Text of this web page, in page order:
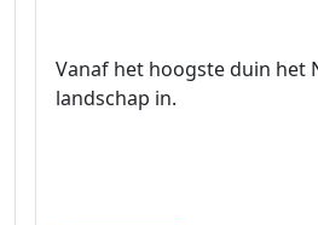
Vanaf het hoogste duin het
landschap in.